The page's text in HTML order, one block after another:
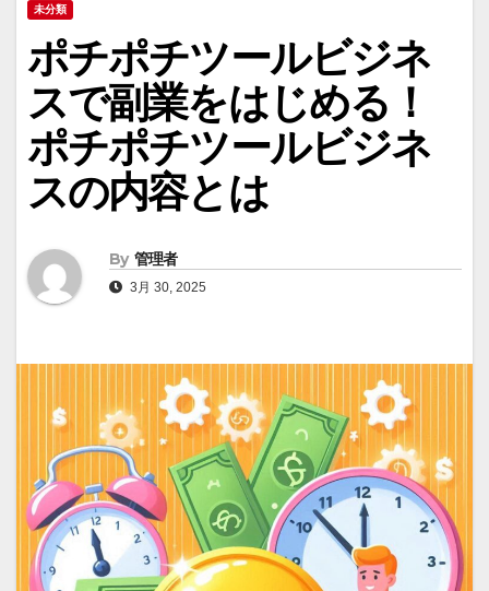
未分類
ポチポチツールビジネ
スで副業をはじめる！
ポチポチツールビジネ
スの内容とは
By 管理者
3月 30, 2025